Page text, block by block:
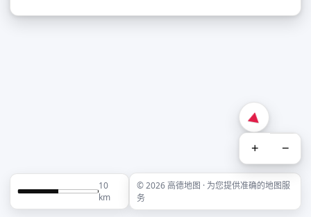
+ −
10
km
© 2026 高德地图 · 为您提供准确的地图服
务